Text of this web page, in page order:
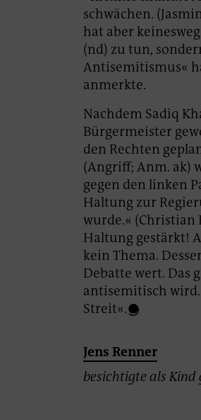
schwächen.
hat aber
(nd) zu tun,
Antisemitismus«
anmerkte.
Nachdem Sadiq
Bürgermeister
den Rechten
(Angriff; Anm. ak)
gegen den linken
Haltung zur
wurde.« (Christian
Haltung gestärkt!
kein Thema.
Debatte wert. Das
antisemitisch
Streit«.
Jens Renner
besichtigte als Kind